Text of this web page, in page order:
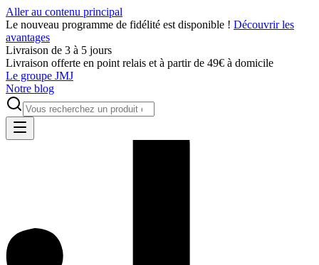
Aller au contenu principal
Le nouveau programme de fidélité est disponible ! Découvrir les
avantages
Livraison de 3 à 5 jours
Livraison offerte en point relais et à partir de 49€ à domicile
Le groupe JMJ
Notre blog